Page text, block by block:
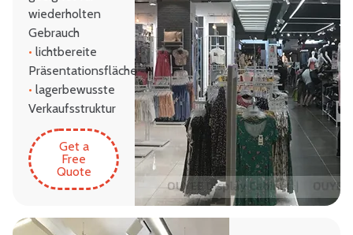
wiederholten
Gebrauch
• lichtbereite
Präsentationsflächen
• lagerbewusste
Verkaufsstruktur
Get a
Free
Quote